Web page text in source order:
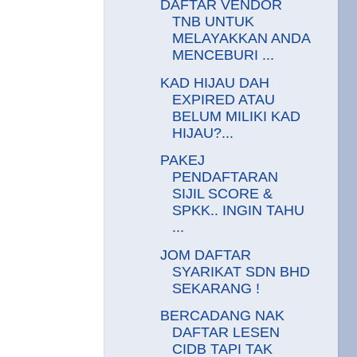
DAFTAR VENDOR
TNB UNTUK
MELAYAKKAN ANDA
MENCEBURI ...
KAD HIJAU DAH
EXPIRED ATAU
BELUM MILIKI KAD
HIJAU?...
PAKEJ
PENDAFTARAN
SIJIL SCORE &
SPKK.. INGIN TAHU
...
JOM DAFTAR
SYARIKAT SDN BHD
SEKARANG !
BERCADANG NAK
DAFTAR LESEN
CIDB TAPI TAK